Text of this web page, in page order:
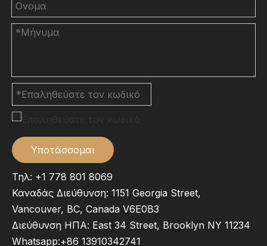
Υποτάσσομαι
Τηλ: +1 778 801 8069
Καναδάς Διεύθυνση: 1151 Georgia Street,
Vancouver, BC, Canada V6E0B3
Διεύθυνση ΗΠΑ: East 34 Street, Brooklyn NY 11234
Whatsapp:+86 13910342741